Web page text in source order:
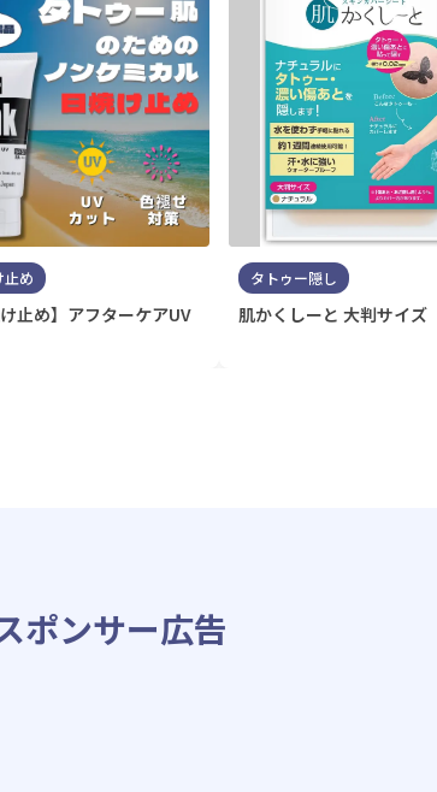
止め
け止め】アフターケアUV
タトゥー隠し
肌かくしーと 大判サイズ
ポンサー広告